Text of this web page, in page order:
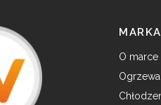
O marce